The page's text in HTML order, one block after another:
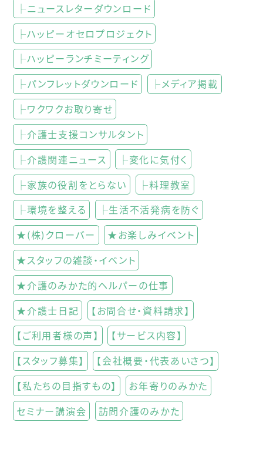
├ニュースレターダウンロード
├ハッピーオセロプロジェクト
├ハッピーランチミーティング
├パンフレットダウンロード
├メディア掲載
├ワクワクお取り寄せ
├介護士支援コンサルタント
├介護関連ニュース
├変化に気付く
├家族の役割をとらない
├料理教室
├環境を整える
├生活不活発病を防ぐ
★(株)クローバー
★お楽しみイベント
★スタッフの雑談・イベント
★介護のみかた的ヘルパーの仕事
★介護士日記
【お問合せ・資料請求】
【ご利用者様の声】
【サービス内容】
【スタッフ募集】
【会社概要・代表あいさつ】
【私たちの目指すもの】
お年寄りのみかた
セミナー講演会
訪問介護のみかた